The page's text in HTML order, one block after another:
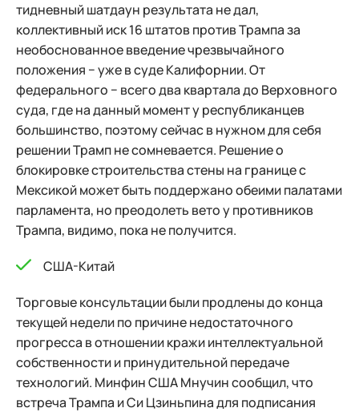
тидневный шатдаун результата не дал,
коллективный иск 16 штатов против Трампа за
необоснованное введение чрезвычайного
положения − уже в суде Калифорнии. От
федерального − всего два квартала до Верховного
суда, где на данный момент у республиканцев
большинство, поэтому сейчас в нужном для себя
решении Трамп не сомневается. Решение о
блокировке строительства стены на границе с
Мексикой может быть поддержано обеими палатами
парламента, но преодолеть вето у противников
Трампа, видимо, пока не получится.
США-Китай
Торговые консультации были продлены до конца
текущей недели по причине недостаточного
прогресса в отношении кражи интеллектуальной
собственности и принудительной передаче
технологий. Минфин США Мнучин сообщил, что
встреча Трампа и Си Цзиньпина для подписания